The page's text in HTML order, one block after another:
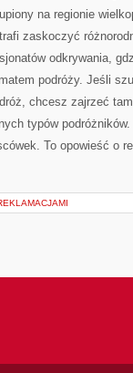
na regionie
zaskoczyć
odkrywania,
podróży. Jeśli
chcesz zajrzeć
typów
To opowieść o